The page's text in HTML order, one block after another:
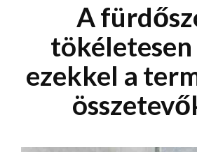
A
ezekkel a